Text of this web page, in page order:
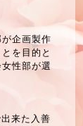
企画製作
を目的と
性部が選
来た入善